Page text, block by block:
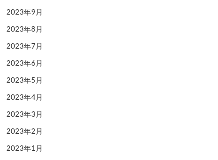
2023年9月
2023年8月
2023年7月
2023年6月
2023年5月
2023年4月
2023年3月
2023年2月
2023年1月